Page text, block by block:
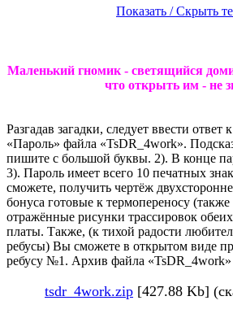
Показать / Скрыть
Маленький гномик - светящийся
что открыть им - не
Разгадав загадки, следует ввести ответ
«Пароль» файла «TsDR_4work».
пишите с большой буквы. 2). В конце
3). Пароль имеет всего 10 печатных
сможете, получить чертёж
бонуса готовые к термопереносу
отражённые рисунки трассировок
платы. Также, (к тихой радости
ребусы) Вы сможете в открытом виде
ребусу №1. Архив файла «TsDR_4work»
tsdr_4work.zip [427.88 Kb]